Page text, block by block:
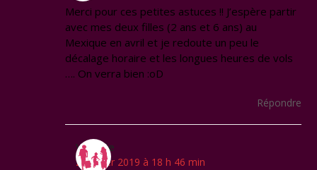
Merci pour ces petites astuces !! J’espère partir
avec mes deux filles (2 ans et 6 ans) au
Mexique en avril et je redoute un peu le
décalage horaire et les longues heures de vols
…. On verra bien :oD
Répondre
Virginie
2 janvier 2019 à 18 h 46 min